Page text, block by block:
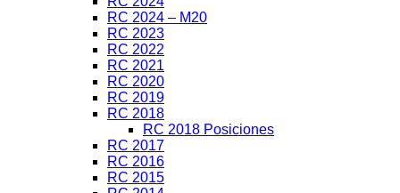
RC 2024 – M20
RC 2023
RC 2022
RC 2021
RC 2020
RC 2019
RC 2018
RC 2018 Posiciones
RC 2017
RC 2016
RC 2015